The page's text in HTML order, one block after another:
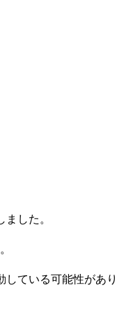
した。
している可能性があり